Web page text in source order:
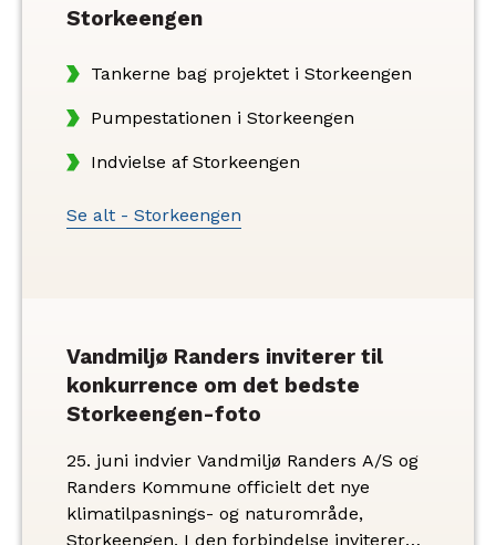
Storkeengen
Tankerne bag projektet i Storkeengen
Pumpestationen i Storkeengen
Indvielse af Storkeengen
Se alt - Storkeengen
Vandmiljø Randers inviterer til
konkurrence om det bedste
Storkeengen-foto
25. juni indvier Vandmiljø Randers A/S og
Randers Kommune officielt det nye
klimatilpasnings- og naturområde,
Storkeengen. I den forbindelse inviterer